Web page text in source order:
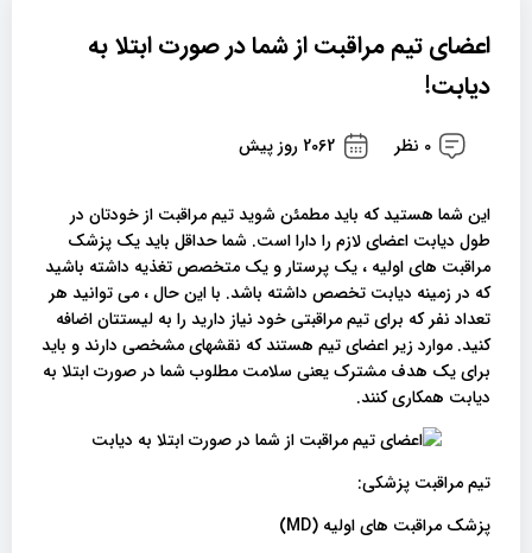
اعضای تیم مراقبت از شما در صورت ابتلا به
دیابت!
0 نظر 2062 روز پیش
این شما هستید که باید مطمئن شوید تیم مراقبت از خودتان در
طول دیابت اعضای لازم را دارا است. شما حداقل باید یک پزشک
مراقبت های اولیه ، یک پرستار و یک متخصص تغذیه داشته باشید
که در زمینه دیابت تخصص داشته باشد. با این حال ، می توانید هر
تعداد نفر که برای تیم مراقبتی خود نیاز دارید را به لیستتان اضافه
کنید. موارد زیر اعضای تیم هستند که نقشهای مشخصی دارند و باید
برای یک هدف مشترک یعنی سلامت مطلوب شما در صورت ابتلا به
دیابت همکاری کنند.
تیم مراقبت پزشکی:
پزشک مراقبت های اولیه (MD)